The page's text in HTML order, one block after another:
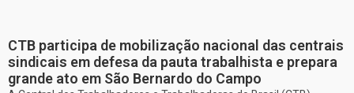
CTB participa de mobilização nacional das centrais
sindicais em defesa da pauta trabalhista e prepara
grande ato em São Bernardo do Campo